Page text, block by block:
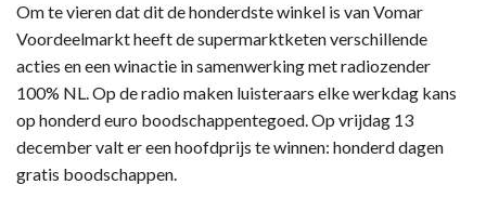
Om te vieren dat dit de honderdste winkel is van Vomar
Voordeelmarkt heeft de supermarktketen verschillende
acties en een winactie in samenwerking met radiozender
100% NL. Op de radio maken luisteraars elke werkdag kans
op honderd euro boodschappentegoed. Op vrijdag 13
december valt er een hoofdprijs te winnen: honderd dagen
gratis boodschappen.